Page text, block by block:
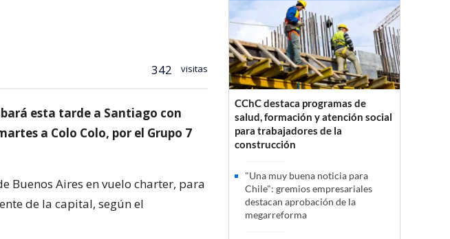
342 visitas
esta tarde a Santiago con
a Colo Colo, por el Grupo 7
Buenos Aires en vuelo charter, para
de la capital, según el
CChC destaca programas de
salud, formación y atención social
para trabajadores de la
construcción
"Una muy buena noticia para
Chile": gremios empresariales
destacan aprobación de la
megarreforma